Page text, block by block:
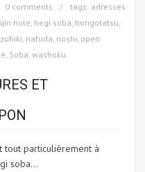
0 comments tags: adresses
hole hegi soba horigotatsu
nafuda noshi open
Soba washoku
ET
tout particulièrement à
soba...